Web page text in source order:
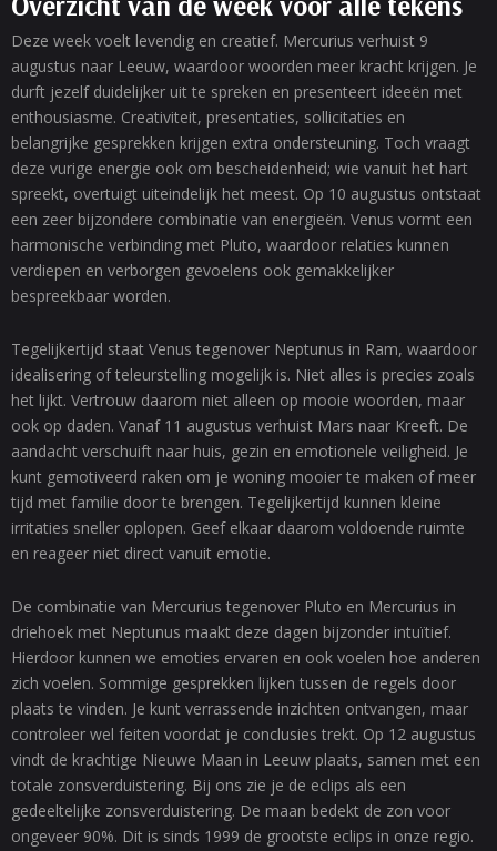
Deze week voelt levendig en creatief. Mercurius verhuist 9
augustus naar Leeuw, waardoor woorden meer kracht krijgen. Je
durft jezelf duidelijker uit te spreken en presenteert ideeën met
enthousiasme. Creativiteit, presentaties, sollicitaties en
belangrijke gesprekken krijgen extra ondersteuning. Toch vraagt
deze vurige energie ook om bescheidenheid; wie vanuit het hart
spreekt, overtuigt uiteindelijk het meest. Op 10 augustus ontstaat
een zeer bijzondere combinatie van energieën. Venus vormt een
harmonische verbinding met Pluto, waardoor relaties kunnen
verdiepen en verborgen gevoelens ook gemakkelijker
bespreekbaar worden.
Tegelijkertijd staat Venus tegenover Neptunus in Ram, waardoor
idealisering of teleurstelling mogelijk is. Niet alles is precies zoals
het lijkt. Vertrouw daarom niet alleen op mooie woorden, maar
ook op daden. Vanaf 11 augustus verhuist Mars naar Kreeft. De
aandacht verschuift naar huis, gezin en emotionele veiligheid. Je
kunt gemotiveerd raken om je woning mooier te maken of meer
tijd met familie door te brengen. Tegelijkertijd kunnen kleine
irritaties sneller oplopen. Geef elkaar daarom voldoende ruimte
en reageer niet direct vanuit emotie.
De combinatie van Mercurius tegenover Pluto en Mercurius in
driehoek met Neptunus maakt deze dagen bijzonder intuïtief.
Hierdoor kunnen we emoties ervaren en ook voelen hoe anderen
zich voelen. Sommige gesprekken lijken tussen de regels door
plaats te vinden. Je kunt verrassende inzichten ontvangen, maar
controleer wel feiten voordat je conclusies trekt. Op 12 augustus
vindt de krachtige Nieuwe Maan in Leeuw plaats, samen met een
totale zonsverduistering. Bij ons zie je de eclips als een
gedeeltelijke zonsverduistering. De maan bedekt de zon voor
ongeveer 90%. Dit is sinds 1999 de grootste eclips in onze regio.